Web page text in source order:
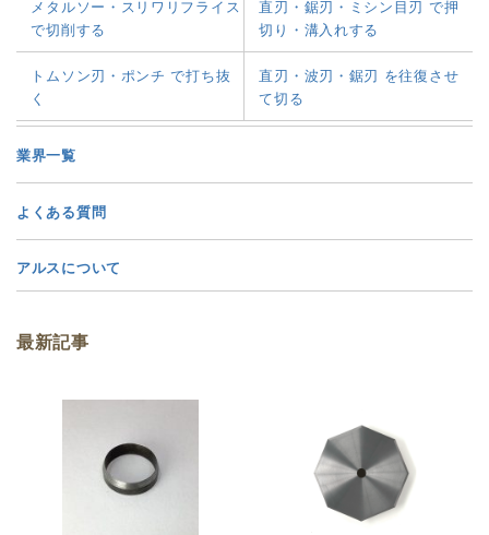
メタルソー・スリワリフライス
で切削する
直刃・鋸刃・ミシン目刃 で押
切り・溝入れする
トムソン刃・ポンチ で打ち抜
く
直刃・波刃・鋸刃 を往復させ
て切る
業界一覧
よくある質問
アルスについて
最新記事